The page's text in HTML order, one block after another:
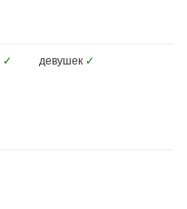
✓ девушек ✓